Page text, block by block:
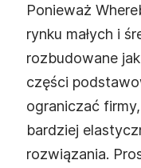
Ponieważ
rynku małych i
rozbudowane
części
ograniczać
bardziej
rozwiązania.